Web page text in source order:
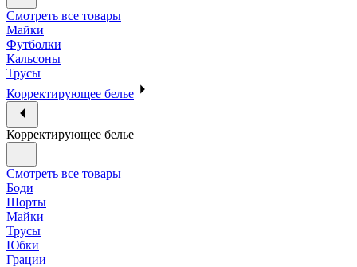
Смотреть все товары
Майки
Футболки
Кальсоны
Трусы
Корректирующее белье
Корректирующее белье
Смотреть все товары
Боди
Шорты
Майки
Трусы
Юбки
Грации